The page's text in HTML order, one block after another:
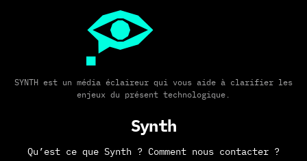
SYNTH est un média éclaireur qui vous aide à clarifier les
enjeux du présent technologique.
Synth
Qu’est ce que Synth ? Comment nous contacter ?